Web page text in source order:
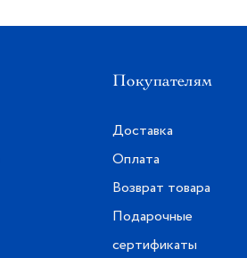
Покупателям
Доставка
Оплата
Возврат товара
Подарочные
сертификаты